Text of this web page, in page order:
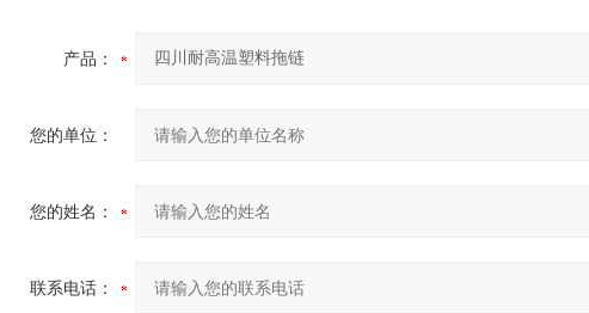
产品：
您的单位：
您的姓名：
联系电话：